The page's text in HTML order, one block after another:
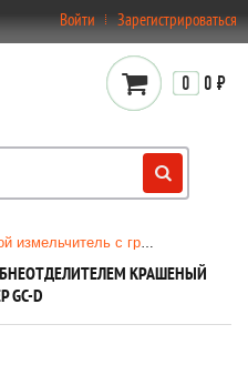
Войти Зарегистрироваться
0 0 ₽
с гребнеотделителем крашеный бункер GC-D
КРАШЕНЫЙ
GC-D